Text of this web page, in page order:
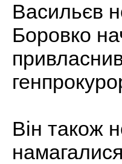
Васильєв
Боровко
Він також